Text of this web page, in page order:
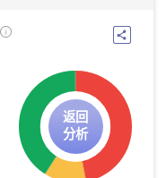
返回
分析